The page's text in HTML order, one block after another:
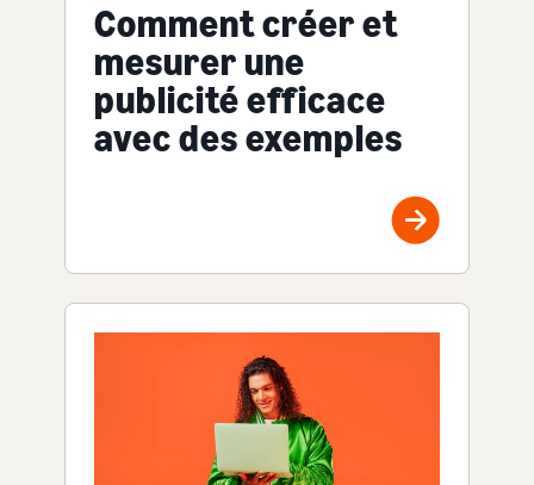
Comment créer et
mesurer une
publicité efficace
avec des exemples